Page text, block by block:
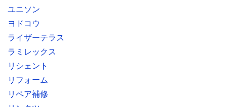
ユニソン
ヨドコウ
ライザーテラス
ラミレックス
リシェント
リフォーム
リペア補修